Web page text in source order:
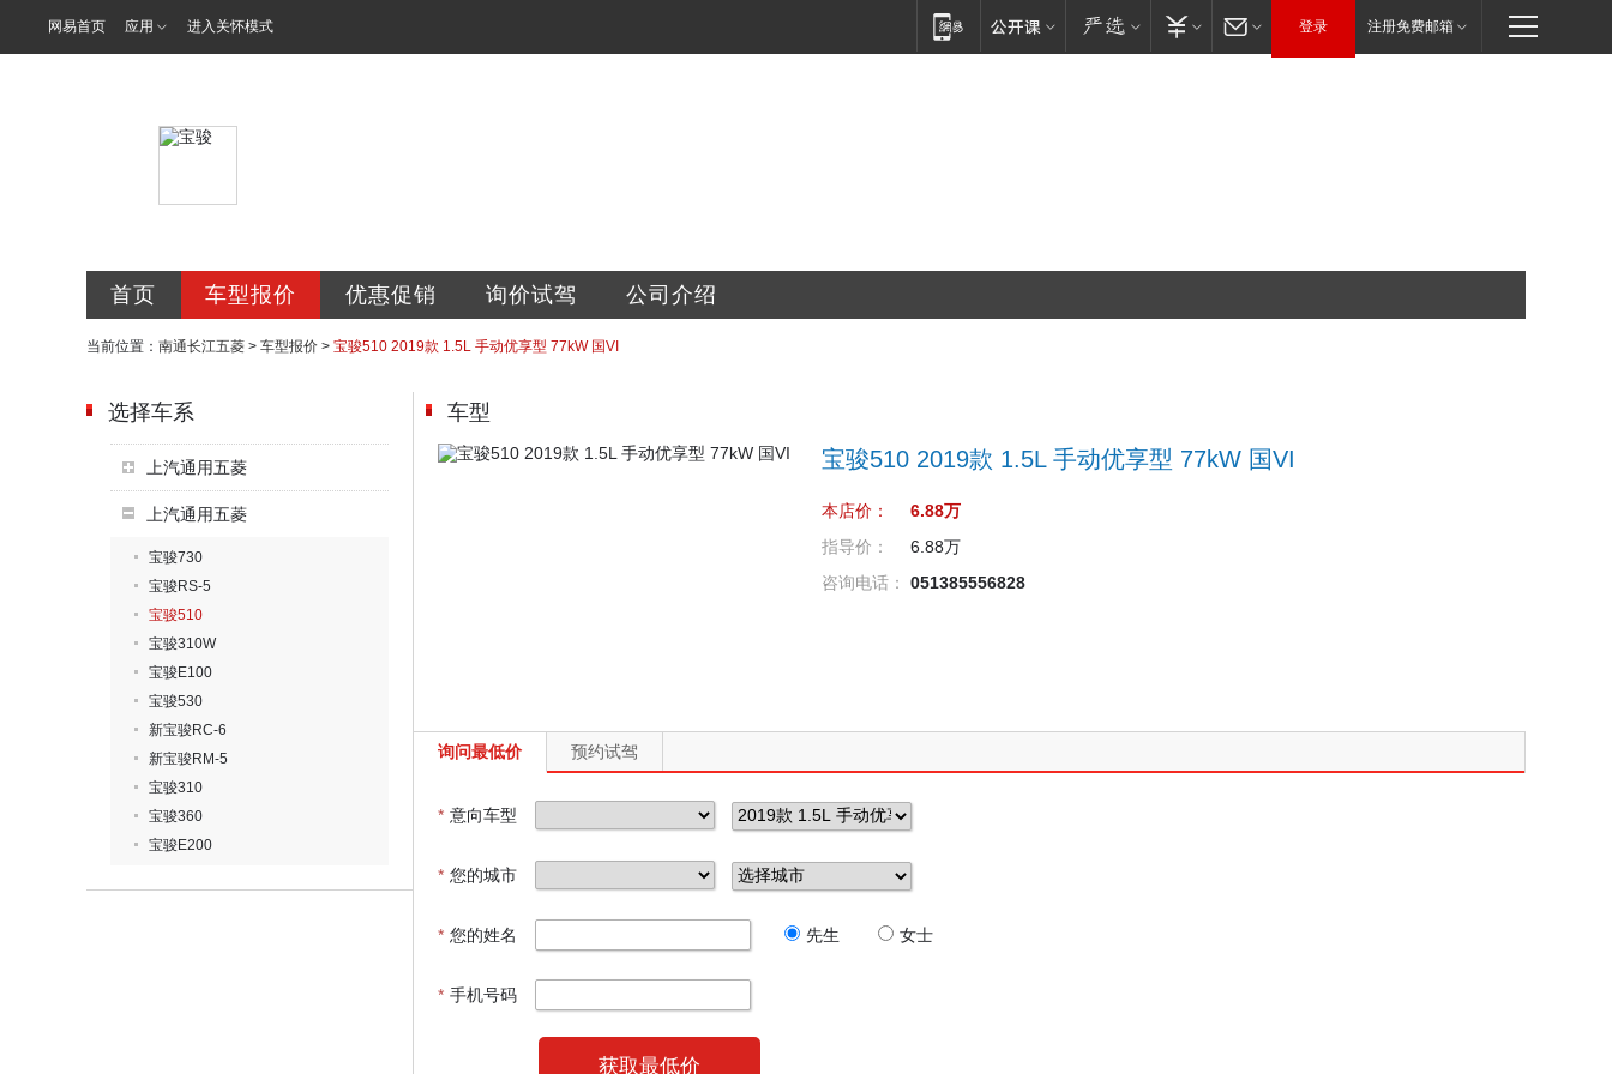
网易首页 应用 进入关怀模式 登录 注册免费邮箱
首页 车型报价 优惠促销 询价试驾 公司介绍
当前位置： 南通长江五菱 > 车型报价 > 宝骏510 2019款 1.5L 手动优享型 77kW 国VI
选择车系
上汽通用五菱
上汽通用五菱
宝骏730
宝骏RS-5
宝骏510
宝骏310W
宝骏E100
宝骏530
新宝骏RC-6
新宝骏RM-5
宝骏310
宝骏360
宝骏E200
车型
宝骏510 2019款 1.5L 手动优享型 77kW 国VI
本店价：
6.88万
指导价：
6.88万
咨询电话：
051385556828
询问最低价 预约试驾
* 意向车型
* 您的城市
* 您的姓名 先生 女士
* 手机号码
获取最低价